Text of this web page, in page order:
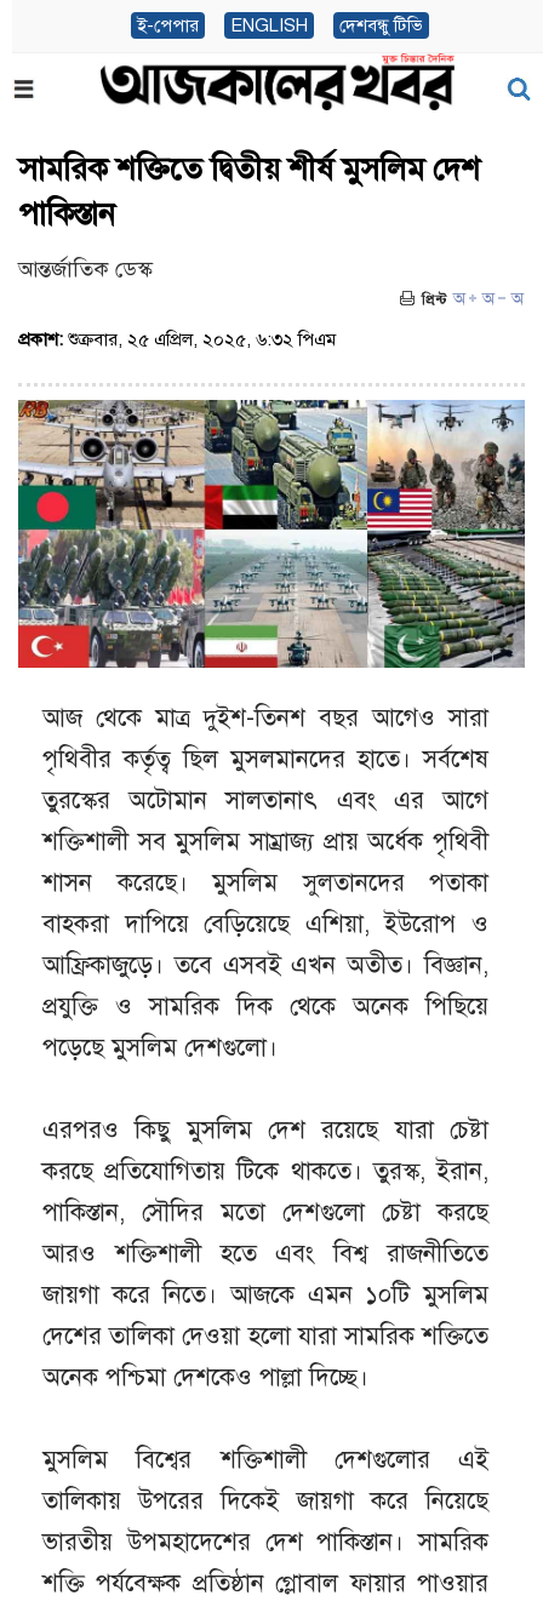
ই-পেপার ENGLISH দেশবন্ধু টিভি
সামরিক শক্তিতে দ্বিতীয় শীর্ষ মুসলিম দেশ
পাকিস্তান
আন্তর্জাতিক ডেস্ক
প্রকাশ: শুক্রবার, ২৫ এপ্রিল, ২০২৫, ৬:৩২ পিএম
আজ থেকে মাত্র দুইশ-তিনশ বছর আগেও সারা
পৃথিবীর কর্তৃত্ব ছিল মুসলমানদের হাতে। সর্বশেষ
তুরস্কের অটোমান সালতানাৎ এবং এর আগে
শক্তিশালী সব মুসলিম সাম্রাজ্য প্রায় অর্ধেক পৃথিবী
শাসন করেছে। মুসলিম সুলতানদের পতাকা
বাহকরা দাপিয়ে বেড়িয়েছে এশিয়া, ইউরোপ ও
আফ্রিকাজুড়ে। তবে এসবই এখন অতীত। বিজ্ঞান,
প্রযুক্তি ও সামরিক দিক থেকে অনেক পিছিয়ে
পড়েছে মুসলিম দেশগুলো।
এরপরও কিছু মুসলিম দেশ রয়েছে যারা চেষ্টা
করছে প্রতিযোগিতায় টিকে থাকতে। তুরস্ক, ইরান,
পাকিস্তান, সৌদির মতো দেশগুলো চেষ্টা করছে
আরও শক্তিশালী হতে এবং বিশ্ব রাজনীতিতে
জায়গা করে নিতে। আজকে এমন ১০টি মুসলিম
দেশের তালিকা দেওয়া হলো যারা সামরিক শক্তিতে
অনেক পশ্চিমা দেশকেও পাল্লা দিচ্ছে।
মুসলিম বিশ্বের শক্তিশালী দেশগুলোর এই
তালিকায় উপরের দিকেই জায়গা করে নিয়েছে
ভারতীয় উপমহাদেশের দেশ পাকিস্তান। সামরিক
শক্তি পর্যবেক্ষক প্রতিষ্ঠান গ্লোবাল ফায়ার পাওয়ার